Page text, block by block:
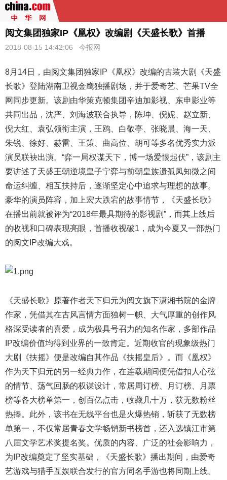
阅文集团独家IP《凰权》改编剧《天盛长歌》首播
2018-08-15 14:42:06 今报网
8月14日，由阅文集团独家IP《凰权》改编的古装大剧《天盛
长歌》登陆湖南卫视金鹰独播剧场，并于爱奇艺、芒果TV全
网同步更新。该剧由华策克顿集团辛迪加影视、东申影业等
共同出品，沈严、刘海波联合执导，陈坤、倪妮、赵立新、
倪大红、袁弘领衔主演，王鸥、白敬亭、张晓晨、海一天、
朱锐、徐好、赫雷、王策、曲高位、胡可等多名优秀实力派
演员联袂出演。“弈一局权谋天下，博一场爱恨起伏”，该剧主
要讲述了天盛王朝逆境皇子宁弈与前朝皇族遗孤凤知微之间
命运纠缠、相互扶持后，逐渐坚定心中追求与理想的故事。
豪华的演员阵容，加上宏大跌宕的故事情节，《天盛长歌》
在播出前就被评为“2018年最具期待的影视剧”，而其上线后
的收视和口碑表现亮眼，首播收视破1，成为今夏又一部热门
的阅文IP改编大戏。
《天盛长歌》原著作者天下归元为阅文旗下潇湘书院的金牌
作家，凭借其在古风言情方面独树一帜、大气厚重的创作风
格深受读者的喜爱，成为极具号召力的知名作家，多部作品
IP改编价值均得到业界的一致肯定。近期收官的现象级热门
大剧《扶摇》便是改编自其作品《扶摇皇后》。而《凰权》
作为天下归元的另一经典力作，在连载期间便凭借扣人心弦
的情节、荡气回肠的权谋设计，常居周订榜、月订榜、月票
榜等各大榜单第一，创百亿点击，收藏几十万，获无数粉丝
热捧。此外，该书在无线平台也是火爆热销，斩获了无数榜
单第一，不仅常居青春文学畅销新书榜首，还入选镇江市第
八届文学艺术奖提名奖。优质的内容、广泛的社会影响力，
为IP改编奠定了坚实基础，《天盛长歌》播出期间，由爱奇
艺游戏与猎手互娱联合发行的官方同名手游也将同期上线。